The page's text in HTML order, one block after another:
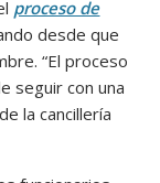
proceso de
desde que
“El proceso
seguir con una
la cancillería